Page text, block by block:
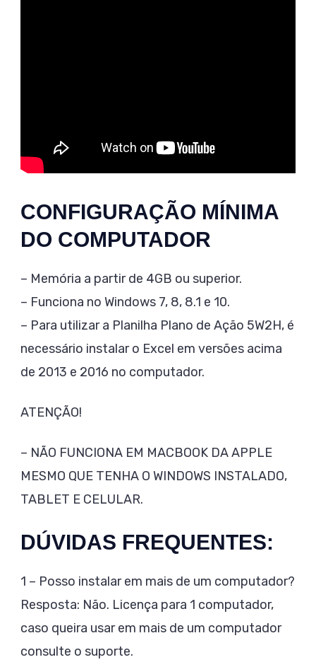
CONFIGURAÇÃO MÍNIMA
DO COMPUTADOR
– Memória a partir de 4GB ou superior.
– Funciona no Windows 7, 8, 8.1 e 10.
– Para utilizar a Planilha Plano de Ação 5W2H, é
necessário instalar o Excel em versões acima
de 2013 e 2016 no computador.
ATENÇÃO!
– NÃO FUNCIONA EM MACBOOK DA APPLE
MESMO QUE TENHA O WINDOWS INSTALADO,
TABLET E CELULAR.
DÚVIDAS FREQUENTES:
1 – Posso instalar em mais de um computador?
Resposta: Não. Licença para 1 computador,
caso queira usar em mais de um computador
consulte o suporte.